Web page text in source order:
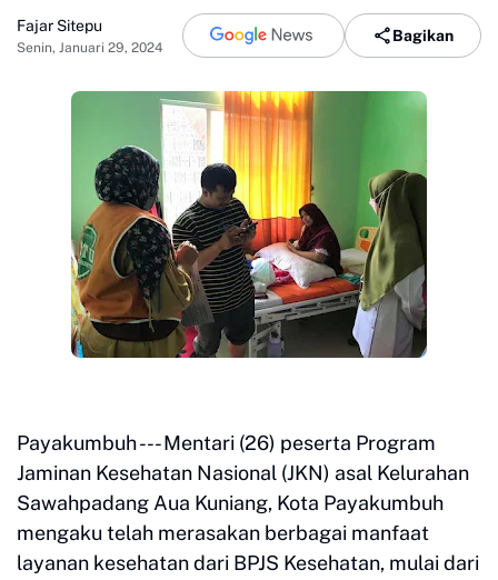
Fajar Sitepu
Senin, Januari 29, 2024
Bagikan
Payakumbuh --- Mentari (26) peserta Program
Jaminan Kesehatan Nasional (JKN) asal Kelurahan
Sawahpadang Aua Kuniang, Kota Payakumbuh
mengaku telah merasakan berbagai manfaat
layanan kesehatan dari BPJS Kesehatan, mulai dari